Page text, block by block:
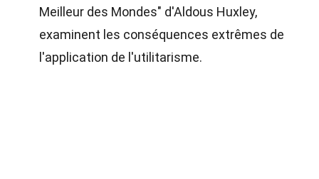
Meilleur des Mondes" d'Aldous Huxley,
examinent les conséquences extrêmes de
l'application de l'utilitarisme.